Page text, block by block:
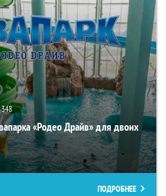
348
«Родео Драйв» для двоих
ПОДРОБНЕЕ